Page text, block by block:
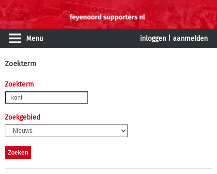
Menu inloggen aanmelden
Zoekterm
Zoekterm
Zoekgebied